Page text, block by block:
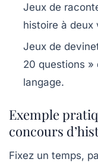
Jeux de
histoire à deux
Jeux de
20 questions »
langage.
Exemple
concours
Fixez un temps,